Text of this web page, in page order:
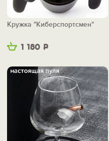
1 180 Р
Кружка "Киберспортсмен"